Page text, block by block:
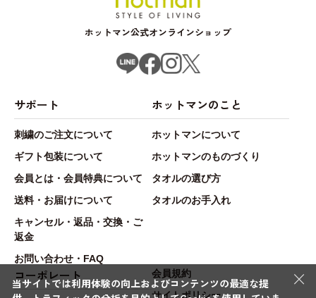
ホットマン公式オンラインショップ
サポート
刺繍のご注文について
ギフト包装について
会員とは・会員特典について
送料・お届けについて
キャンセル・返品・交換・ご
返金
お問い合わせ・FAQ
ホットマンのこと
ホットマンについて
ホットマンのものづくり
タオルの選び方
タオルのお手入れ
コーポレート
会員規約
サイトポリシー
×
当サイトでは利用体験の向上およびコンテンツの最適な提